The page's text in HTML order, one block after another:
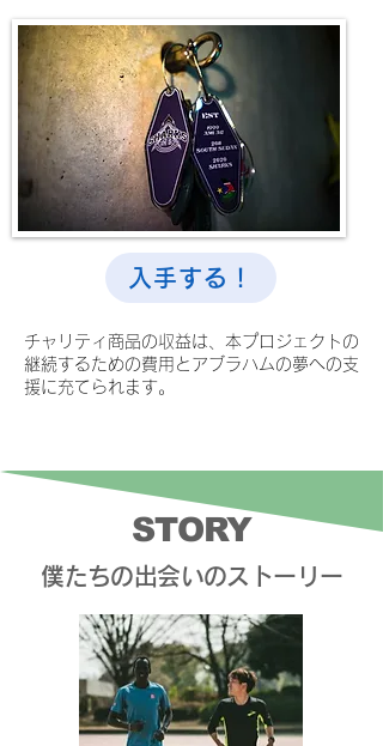
入手する！
チャリティ商品の収益は、本プロジェクトの
継続するための費用とアブラハムの夢への支
援に充てられます。
STORY
​僕たちの出会いのストーリー